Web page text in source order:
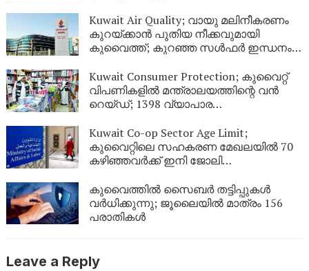
Kuwait Air Quality; വായു മലിനീകരണം
കുറയ്ക്കാൻ പുതിയ നീക്കവുമായി
കുവൈത്ത്; കുറഞ്ഞ സൾഫർ ഇന്ധനം
Kuwait Consumer Protection; കുവൈറ്റ്
വിപണികളിൽ മന്ത്രാലയത്തിന്റെ വൻ
റെയ്ഡ്; 1398 വ്യാപാര
Kuwait Co-op Sector Age Limit;
കുവൈറ്റിലെ സഹകരണ മേഖലയിൽ 70
കഴിഞ്ഞവർക്ക് ഇനി ജോലി
കുവൈത്തിൽ സൈബർ തട്ടിപ്പുകൾ
വർധിക്കുന്നു; ജൂലൈയിൽ മാത്രം 156
പരാതികൾ
Leave a Reply